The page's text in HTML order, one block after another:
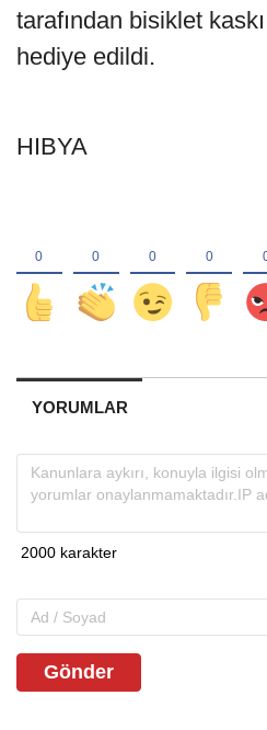
tarafından bisiklet
hediye edildi.
HIBYA
YORUMLAR
Gönder